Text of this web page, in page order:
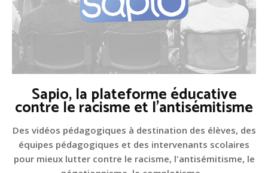
Sapio, la plateforme éducative
contre le racisme et l'antisémitisme
Des vidéos pédagogiques à destination des élèves, des
équipes pédagogiques et des intervenants scolaires
pour mieux lutter contre le racisme, l'antisémitisme, le